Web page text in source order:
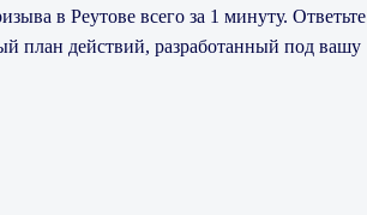
в Реутове всего за 1 минуту. Ответьте
план действий, разработанный под вашу